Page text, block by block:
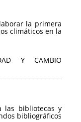
la primera
climáticos en la
Y CAMBIO
las bibliotecas y
bibliográficos